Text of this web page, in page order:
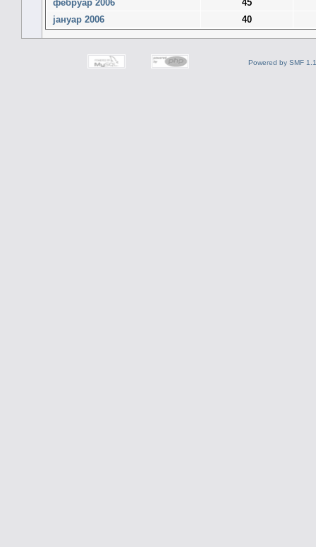
фебруар 2006
45
јануар 2006
40
Powered by SMF